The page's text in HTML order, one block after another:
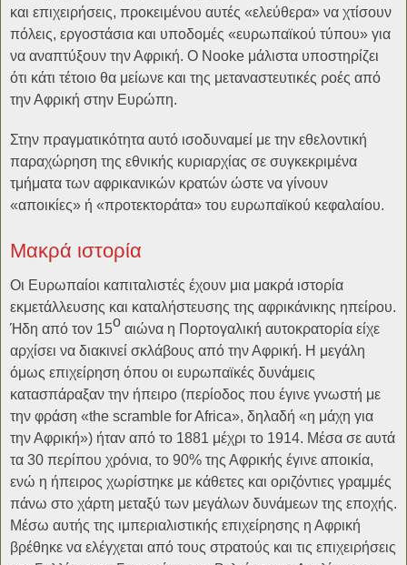
και επιχειρήσεις, προκειμένου αυτές «ελεύθερα» να χτίσουν
πόλεις, εργοστάσια και υποδομές «ευρωπαϊκού τύπου» για
να αναπτύξουν την Αφρική. Ο Nooke μάλιστα υποστηρίζει
ότι κάτι τέτοιο θα μείωνε και της μεταναστευτικές ροές από
την Αφρική στην Ευρώπη.
Στην πραγματικότητα αυτό ισοδυναμεί με την εθελοντική
παραχώρηση της εθνικής κυριαρχίας σε συγκεκριμένα
τμήματα των αφρικανικών κρατών ώστε να γίνουν
«αποικίες» ή «προτεκτοράτα» του ευρωπαϊκού κεφαλαίου.
Μακρά ιστορία
Οι Ευρωπαίοι καπιταλιστές έχουν μια μακρά ιστορία
εκμετάλλευσης και καταλήστευσης της αφρικάνικης ηπείρου.
Ήδη από τον 15ο αιώνα η Πορτογαλική αυτοκρατορία είχε
αρχίσει να διακινεί σκλάβους από την Αφρική. Η μεγάλη
όμως επιχείρηση όπου οι ευρωπαϊκές δυνάμεις
κατασπάραξαν την ήπειρο (περίοδος που έγινε γνωστή με
την φράση «the scramble for Africa», δηλαδή «η μάχη για
την Αφρική») ήταν από το 1881 μέχρι το 1914. Μέσα σε αυτά
τα 30 περίπου χρόνια, το 90% της Αφρικής έγινε αποικία,
ενώ η ήπειρος χωρίστηκε με κάθετες και οριζόντιες γραμμές
πάνω στο χάρτη μεταξύ των μεγάλων δυνάμεων της εποχής.
Μέσω αυτής της ιμπεριαλιστικής επιχείρησης η Αφρική
βρέθηκε να ελέγχεται από τους στρατούς και τις επιχειρήσεις